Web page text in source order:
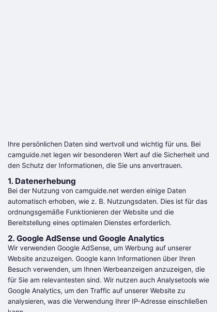
Ihre persönlichen Daten sind wertvoll und wichtig für uns. Bei
camguide.net legen wir besonderen Wert auf die Sicherheit und
den Schutz der Informationen, die Sie uns anvertrauen.
1. Datenerhebung
Bei der Nutzung von camguide.net werden einige Daten
automatisch erhoben, wie z. B. Nutzungsdaten. Dies ist für das
ordnungsgemäße Funktionieren der Website und die
Bereitstellung eines optimalen Dienstes erforderlich.
2. Google AdSense und Google Analytics
Wir verwenden Google AdSense, um Werbung auf unserer
Website anzuzeigen. Google kann Informationen über Ihren
Besuch verwenden, um Ihnen Werbeanzeigen anzuzeigen, die
für Sie am relevantesten sind. Wir nutzen auch Analysetools wie
Google Analytics, um den Traffic auf unserer Website zu
analysieren, was die Verwendung Ihrer IP-Adresse einschließen